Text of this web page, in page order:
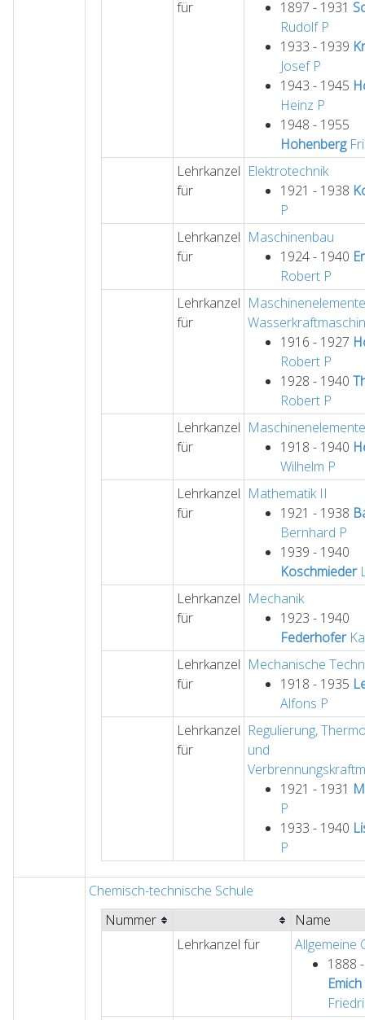
für 1897 - 1931
Rudolf P
1933 - 1939
Josef P
1943 - 1945
Heinz P
1948 - 1955
Hohenberg
Lehrkanzel
für
Elektrotechnik
1921 - 1938
P
Lehrkanzel
für
Maschinenbau
1924 - 1940
Robert P
Lehrkanzel
für
1916 - 1927
Robert P
1928 - 1940
Robert P
Lehrkanzel
für
1918 - 1940
Wilhelm P
Lehrkanzel
für
Mathematik II
1921 - 1938
Bernhard P
1939 - 1940
Koschmieder
Lehrkanzel
für
Mechanik
1923 - 1940
Federhofer
Lehrkanzel
für
Mechanische
1918 - 1935
Alfons P
Lehrkanzel
für
Regulierung,
und
1921 - 1931
P
1933 - 1940
P
Chemisch-technische Schule
Nummer
Name
Lehrkanzel für
Allgemeine
1888
Emich